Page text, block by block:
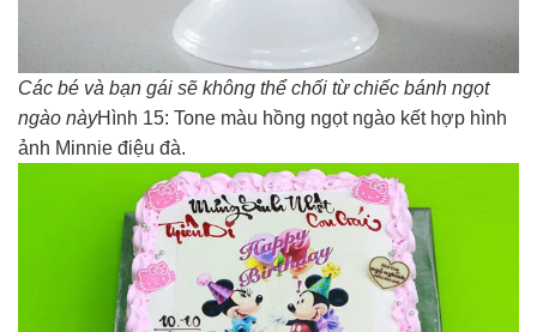
Các bé và bạn gái sẽ không thể chối từ chiếc bánh ngọt
ngào nàyHình 15: Tone màu hồng ngọt ngào kết hợp hình
ảnh Minnie điệu đà.